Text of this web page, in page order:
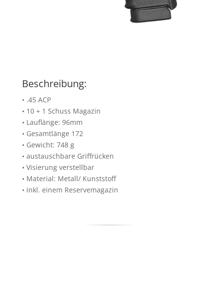
Beschreibung:
• .45 ACP
• 10 + 1 Schuss Magazin
• Lauflänge: 96mm
• Gesamtlänge 172
• Gewicht: 748 g
• austauschbare Griffrücken
• Visierung verstellbar
• Material: Metall/ Kunststoff
• inkl. einem Reservemagazin